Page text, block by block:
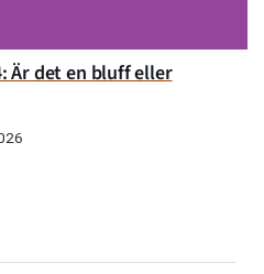
Är det en bluff eller